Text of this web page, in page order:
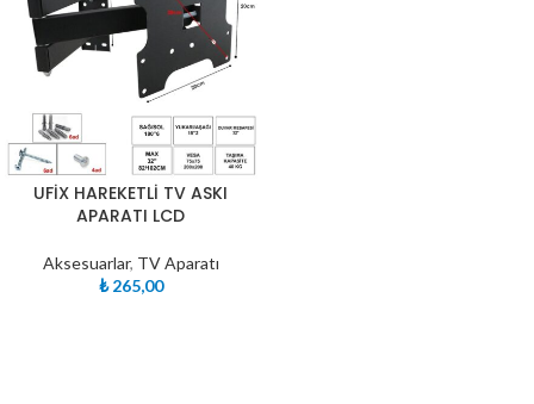
UFİX HAREKETLİ TV ASKI
APARATI LCD
Aksesuarlar, TV Aparatı
₺265,00